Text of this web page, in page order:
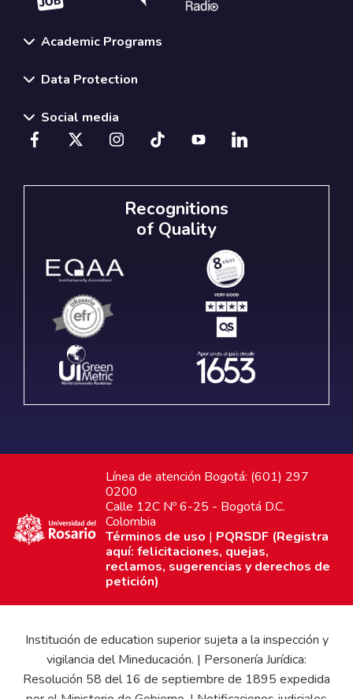
Academic Programs
Data Protection
Social media
Recognitions
of Quality
Línea de atención Bogotá: (601) 297
0200
Calle 12C Nº 6-25 - Bogotá D.C.
Colombia
Términos de uso | PQRSDF (Registra
aquí: felicitaciones, quejas,
reclamos, sugerencias y derechos de
petición)
Institución de education superior sujeta a la inspección y
vigilancia del Mineducación. | Personería Jurídica:
Resolución 58 del 16 de septiembre de 1895 expedida